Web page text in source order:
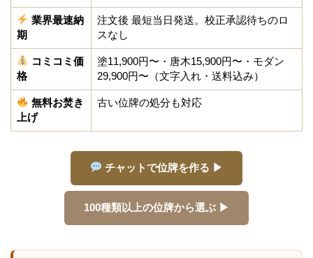
業界最速納
期
注文後 最短当日発送。校正承認待ちのロ
スなし
コミコミ価
格
塗11,900円〜・唐木15,900円〜・モダン
29,900円〜（文字入れ・送料込み）
無料お焚き
上げ
古い位牌の処分も対応
チャットで位牌を作る ▶
100種類以上の位牌から選ぶ ▶